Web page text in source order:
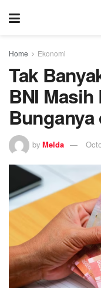
Home Ekonomi
Tak
BNI
Bunganya
by Melda